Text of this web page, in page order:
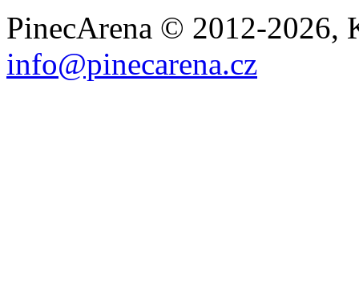
PinecArena © 2012-2026,
info@pinecarena.cz